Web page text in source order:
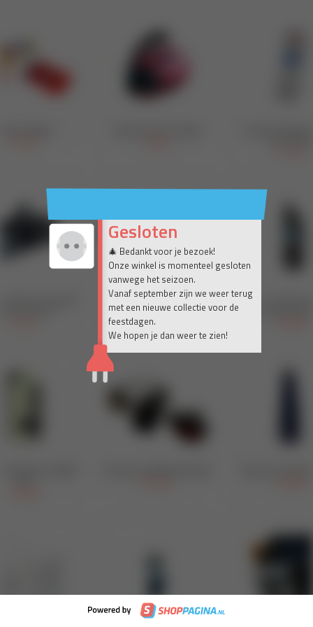
Gesloten
🎄 Bedankt voor je bezoek!
Onze winkel is momenteel gesloten
vanwege het seizoen.
Vanaf september zijn we weer terug
met een nieuwe collectie voor de
feestdagen.
We hopen je dan weer te zien!